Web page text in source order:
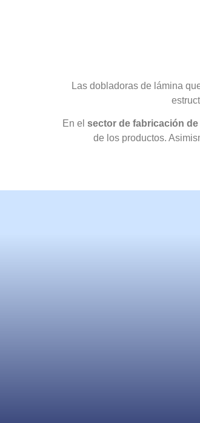
Las dobladoras de lámina
En el sector de fabricación
de los productos.